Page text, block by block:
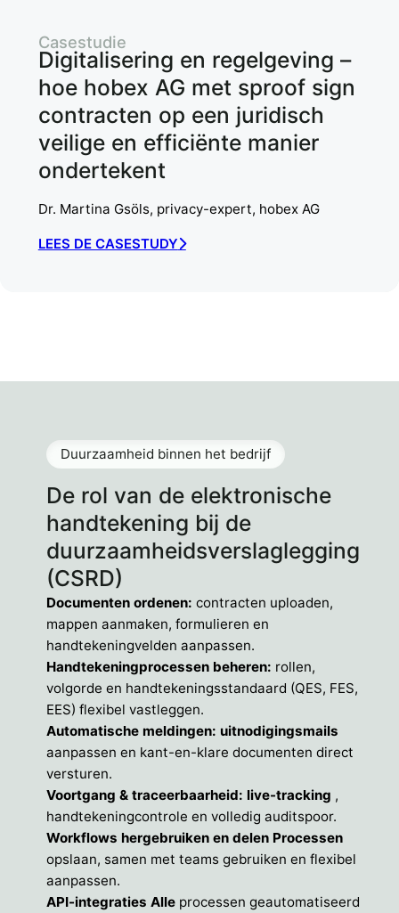
Digitalisering en regelgeving –
hoe hobex AG met sproof sign
contracten op een juridisch
veilige en efficiënte manier
ondertekent
Casestudie
Dr. Martina Gsöls, privacy-expert, hobex AG
LEES DE CASESTUDY
De rol van de elektronische
handtekening bij de
duurzaamheidsverslaglegging
(CSRD)
Duurzaamheid binnen het bedrijf
Documenten ordenen: contracten uploaden,
mappen aanmaken, formulieren en
handtekeningvelden aanpassen.
Handtekeningprocessen beheren: rollen,
volgorde en handtekeningsstandaard (QES, FES,
EES) flexibel vastleggen.
Automatische meldingen: uitnodigingsmails
aanpassen en kant-en-klare documenten direct
versturen.
Voortgang & traceerbaarheid: live-tracking ,
handtekeningcontrole en volledig auditspoor.
Workflows hergebruiken en delen Processen
opslaan, samen met teams gebruiken en flexibel
aanpassen.
API-integraties Alle processen geautomatiseerd